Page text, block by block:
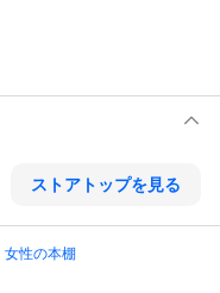
ストアトップを見る
女性の本棚